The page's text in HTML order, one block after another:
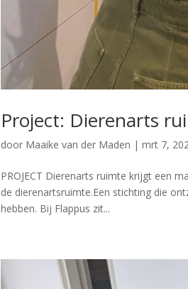
Project: Dierenarts
door Maaike van der Maden |mrt 7,
PROJECT Dierenarts ruimte krijgt een
de dierenartsruimte.Een stichting die
hebben. Bij Flappus zit...